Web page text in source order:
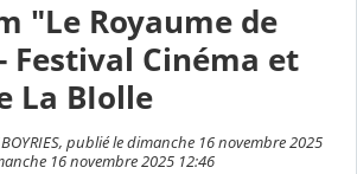
"Le Royaume de
Festival Cinéma et
La BIolle
BOYRIES, publié le dimanche 16 novembre 2025
16 novembre 2025 12:46